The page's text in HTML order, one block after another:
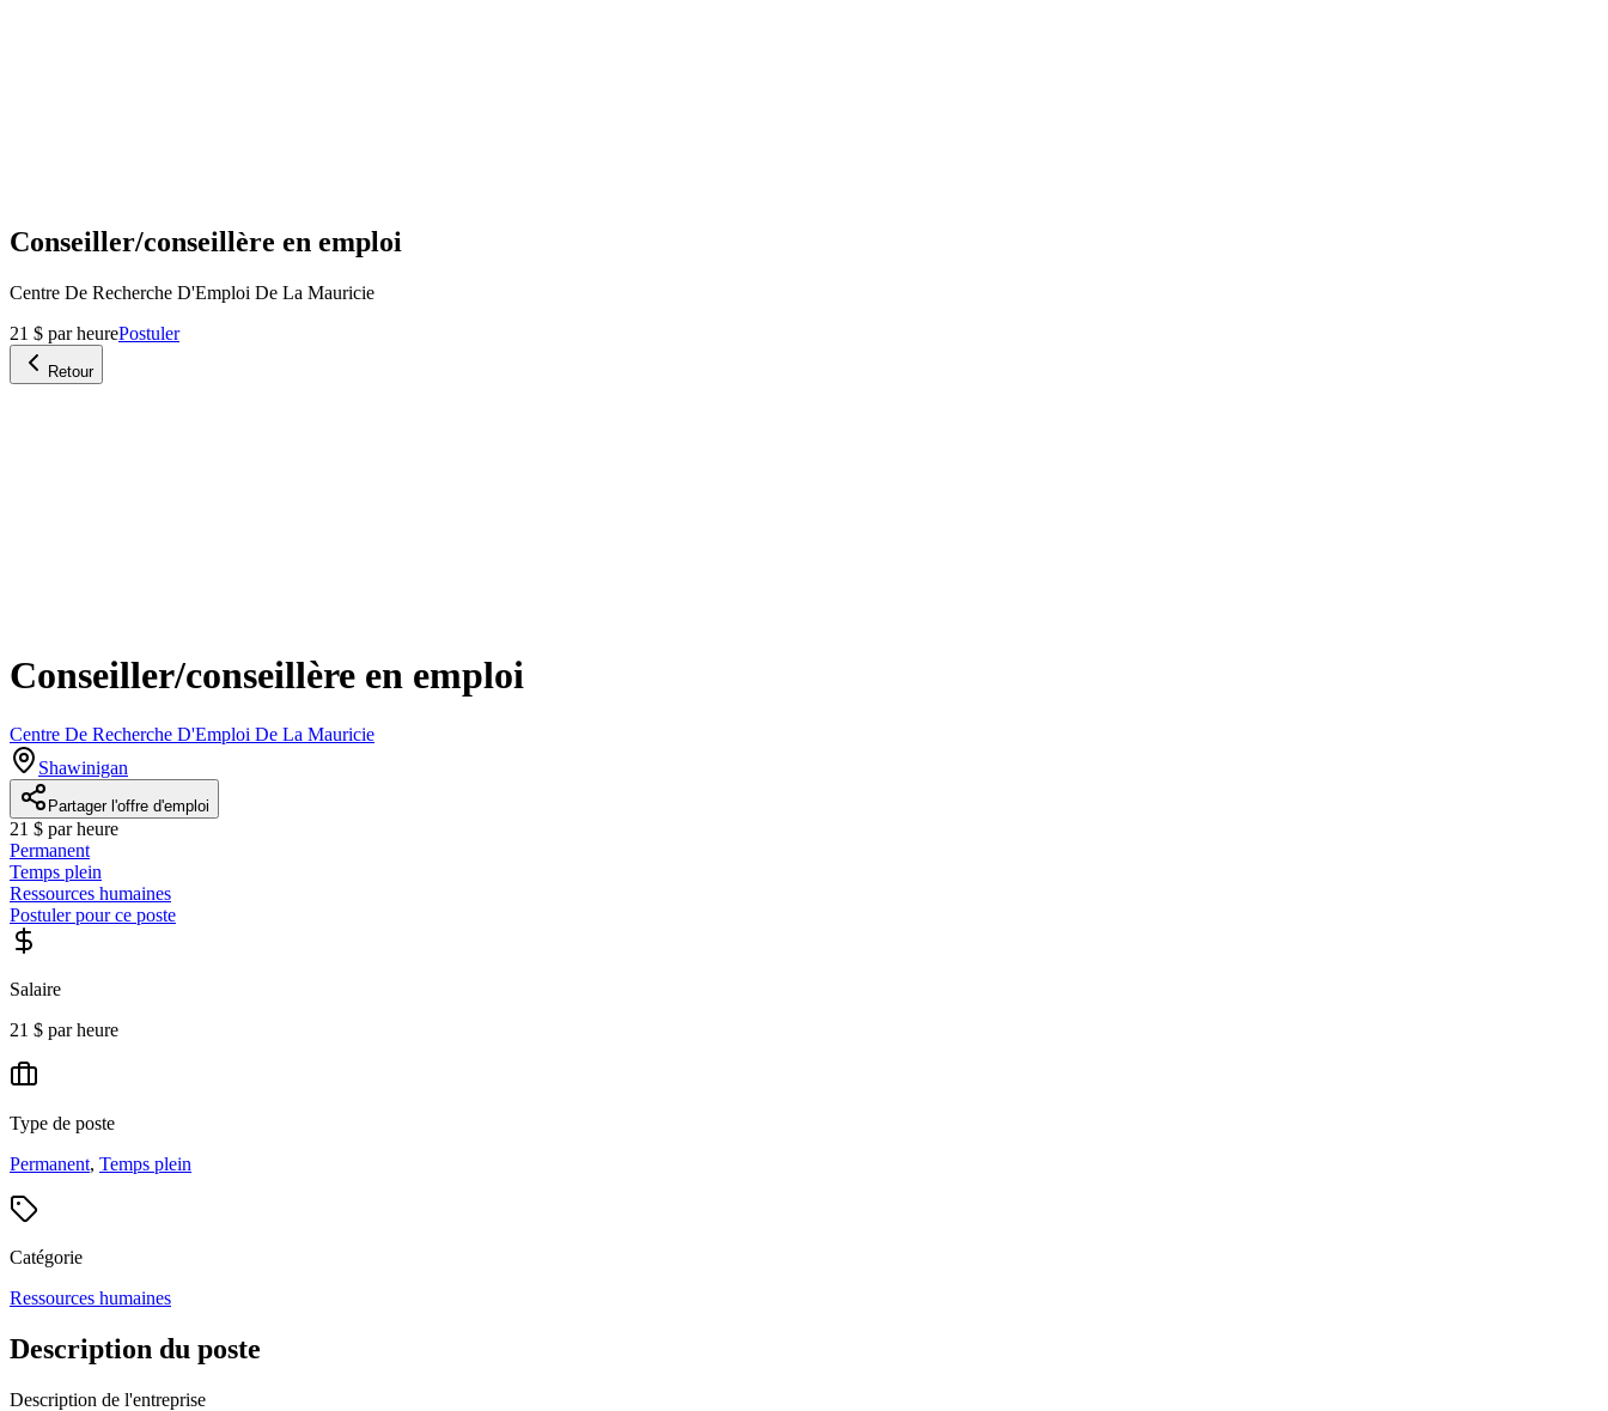
Conseiller/conseillère en emploi
Centre De Recherche D'Emploi De La Mauricie
21 $ par heurePostuler
Retour
Conseiller/conseillère en emploi
Centre De Recherche D'Emploi De La Mauricie
Shawinigan
Partager l'offre d'emploi
21 $ par heure
Permanent
Temps plein
Ressources humaines
Postuler pour ce poste
Salaire
21 $ par heure
Type de poste
Permanent, Temps plein
Catégorie
Ressources humaines
Description du poste
Description de l'entreprise